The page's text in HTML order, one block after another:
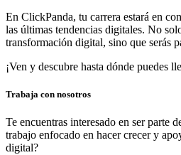
En ClickPanda, tu carrera estará en
las últimas tendencias digitales. No
transformación digital, sino que serás
¡Ven y descubre hasta dónde puedes
Trabaja con nosotros
Te encuentras interesado en ser parte
trabajo enfocado en hacer crecer y
digital?